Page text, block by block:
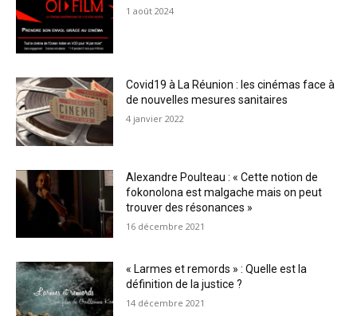
1 août 2024
Covid19 à La Réunion : les cinémas face à
de nouvelles mesures sanitaires
4 janvier 2022
Alexandre Poulteau : « Cette notion de
fokonolona est malgache mais on peut
trouver des résonances »
16 décembre 2021
« Larmes et remords » : Quelle est la
définition de la justice ?
14 décembre 2021